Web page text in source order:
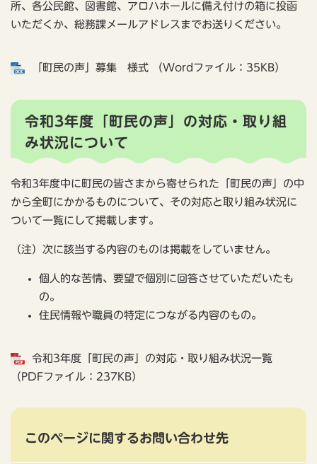
所、各公民館、図書館、アロハホールに備え付けの箱に投函
いただくか、総務課メールアドレスまでお送りください。
「町民の声」募集 様式 （Wordファイル：35KB）
令和3年度「町民の声」の対応・取り組
み状況について
令和3年度中に町民の皆さまから寄せられた「町民の声」の中
から全町にかかるものについて、その対応と取り組み状況に
ついて一覧にして掲載します。
（注）次に該当する内容のものは掲載をしていません。
個人的な苦情、要望で個別に回答させていただいたも
の。
住民情報や職員の特定につながる内容のもの。
令和3年度「町民の声」の対応・取り組み状況一覧
（PDFファイル：237KB）
このページに関するお問い合わせ先